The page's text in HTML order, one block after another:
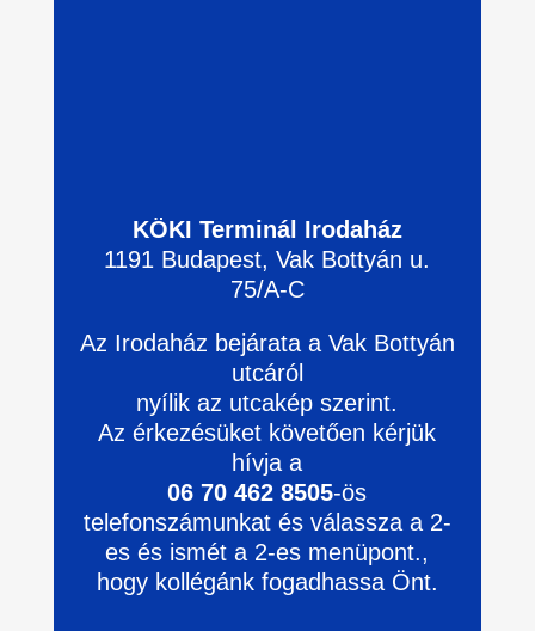
KÖKI Terminál Irodaház
1191 Budapest, Vak Bottyán u.
75/A-C
Az Irodaház bejárata a Vak Bottyán
utcáról
nyílik az utcakép szerint.
Az érkezésüket követően kérjük
hívja a
06 70 462 8505-ös
telefonszámunkat és válassza a 2-
es és ismét a 2-es menüpont.,
hogy kollégánk fogadhassa Önt.